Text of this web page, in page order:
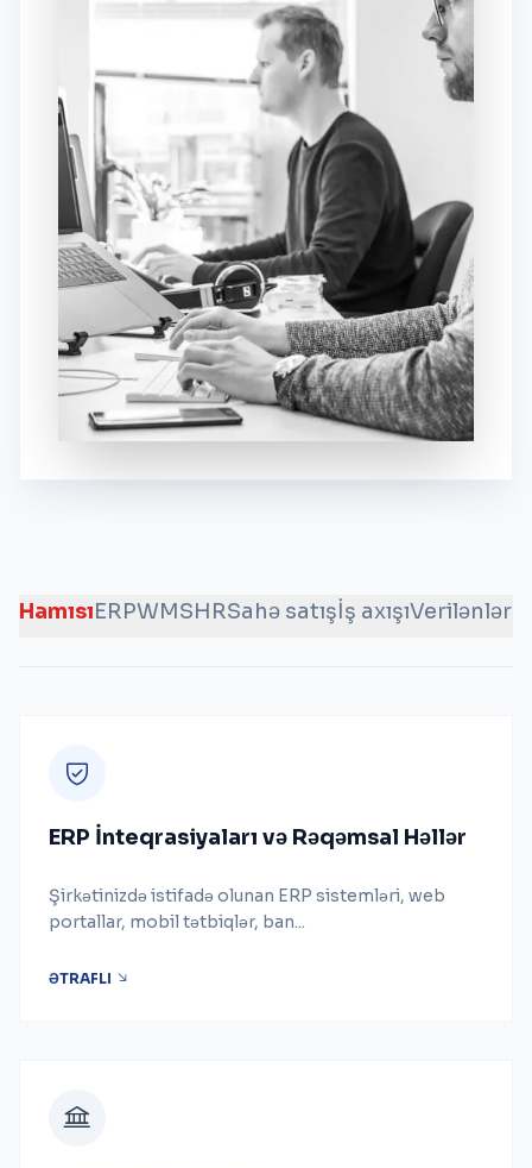
HamısıERPWMSHRSahə satışİş axışıVerilənlər
ERP İnteqrasiyaları və Rəqəmsal Həllər
Şirkətinizdə istifadə olunan ERP sistemləri, web
portallar, mobil tətbiqlər, ban...
ƏTRAFLI